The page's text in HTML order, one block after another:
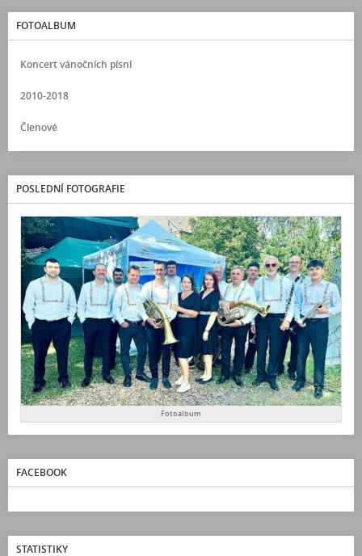
FOTOALBUM
Koncert vánočních písní
2010-2018
Členové
POSLEDNÍ FOTOGRAFIE
Fotoalbum
FACEBOOK
STATISTIKY